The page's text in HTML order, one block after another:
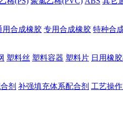
用合成橡胶 专用合成橡胶 特种合
塑料丝 塑料容器 塑料片 日用橡
剂 补强填充体系配合剂 工艺操